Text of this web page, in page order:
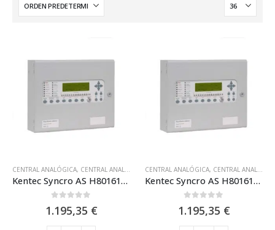
CENTRAL ANALÓGICA, CENTRAL ANALÓGICA 2 LAZOS ,HOCHIKI,KENTEC,SISTEMA
Kentec Syncro AS H80161M2 – Central Analógica de 1 Lazos Para127 elementos – Hochiki
1.195,35 €
CENTRAL ANALÓGICA, CENTRAL ANALÓGICA 1 LAZO
Kentec Syncro AS H80161M2 A – Central Analógica de 1 Lazos Para127 elementos – Hochiki
1.195,35 €